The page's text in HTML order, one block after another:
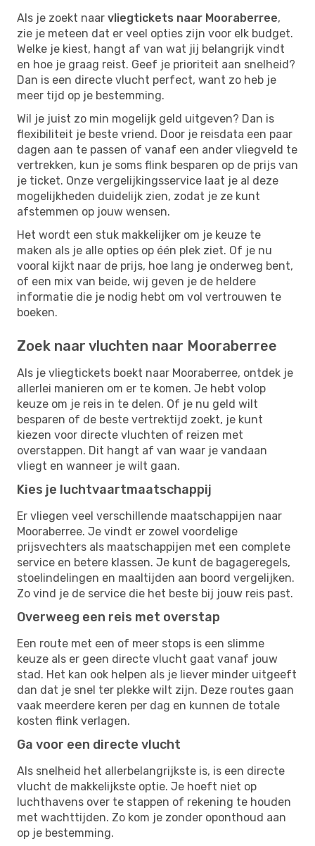
Als je zoekt naar vliegtickets naar Mooraberree,
zie je meteen dat er veel opties zijn voor elk budget.
Welke je kiest, hangt af van wat jij belangrijk vindt
en hoe je graag reist. Geef je prioriteit aan snelheid?
Dan is een directe vlucht perfect, want zo heb je
meer tijd op je bestemming.
Wil je juist zo min mogelijk geld uitgeven? Dan is
flexibiliteit je beste vriend. Door je reisdata een paar
dagen aan te passen of vanaf een ander vliegveld te
vertrekken, kun je soms flink besparen op de prijs van
je ticket. Onze vergelijkingsservice laat je al deze
mogelijkheden duidelijk zien, zodat je ze kunt
afstemmen op jouw wensen.
Het wordt een stuk makkelijker om je keuze te
maken als je alle opties op één plek ziet. Of je nu
vooral kijkt naar de prijs, hoe lang je onderweg bent,
of een mix van beide, wij geven je de heldere
informatie die je nodig hebt om vol vertrouwen te
boeken.
Zoek naar vluchten naar Mooraberree
Als je vliegtickets boekt naar Mooraberree, ontdek je
allerlei manieren om er te komen. Je hebt volop
keuze om je reis in te delen. Of je nu geld wilt
besparen of de beste vertrektijd zoekt, je kunt
kiezen voor directe vluchten of reizen met
overstappen. Dit hangt af van waar je vandaan
vliegt en wanneer je wilt gaan.
Kies je luchtvaartmaatschappij
Er vliegen veel verschillende maatschappijen naar
Mooraberree. Je vindt er zowel voordelige
prijsvechters als maatschappijen met een complete
service en betere klassen. Je kunt de bagageregels,
stoelindelingen en maaltijden aan boord vergelijken.
Zo vind je de service die het beste bij jouw reis past.
Overweeg een reis met overstap
Een route met een of meer stops is een slimme
keuze als er geen directe vlucht gaat vanaf jouw
stad. Het kan ook helpen als je liever minder uitgeeft
dan dat je snel ter plekke wilt zijn. Deze routes gaan
vaak meerdere keren per dag en kunnen de totale
kosten flink verlagen.
Ga voor een directe vlucht
Als snelheid het allerbelangrijkste is, is een directe
vlucht de makkelijkste optie. Je hoeft niet op
luchthavens over te stappen of rekening te houden
met wachttijden. Zo kom je zonder oponthoud aan
op je bestemming.